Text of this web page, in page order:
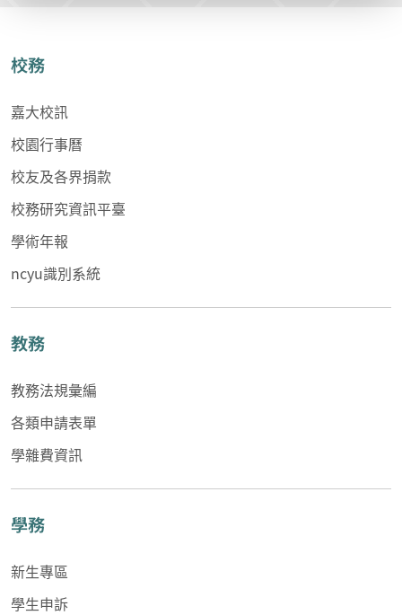
校務
嘉大校訊
校園行事曆
校友及各界捐款
校務研究資訊平臺
學術年報
ncyu識別系統
教務
教務法規彙編
各類申請表單
學雜費資訊
學務
新生專區
學生申訴